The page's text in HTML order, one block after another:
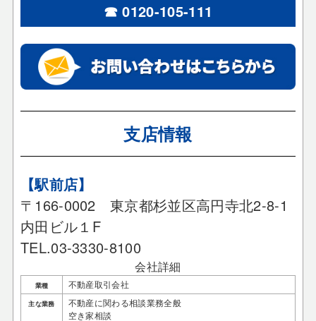
☎ 0120-105-111
支店情報
【駅前店】
〒166-0002 東京都杉並区高円寺北2-8-1
内田ビル１F
TEL.03-3330-8100
会社詳細
業種 不動産取引会社
主な業務
不動産に関わる相談業務全般
空き家相談